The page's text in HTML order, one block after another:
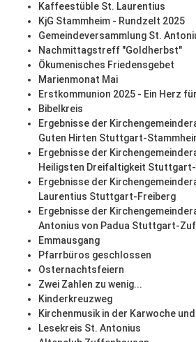
Kaffeestüble St. Laurentius
KjG Stammheim - Rundzelt 2025
Gemeindeversammlung St.
Nachmittagstreff "Goldherbst"
Ökumenisches Friedensgebet
Marienmonat Mai
Erstkommunion 2025 - Ein Herz
Bibelkreis
Ergebnisse der
Guten Hirten Stuttgart-
Ergebnisse der
Heiligsten Dreifaltigkeit
Ergebnisse der
Laurentius Stuttgart-Freiberg
Ergebnisse der
Antonius von Padua Stuttgart-
Emmausgang
Pfarrbüros geschlossen
Osternachtsfeiern
Zwei Zahlen zu wenig...
Kinderkreuzweg
Kirchenmusik in der Karwoche
Lesekreis St. Antonius